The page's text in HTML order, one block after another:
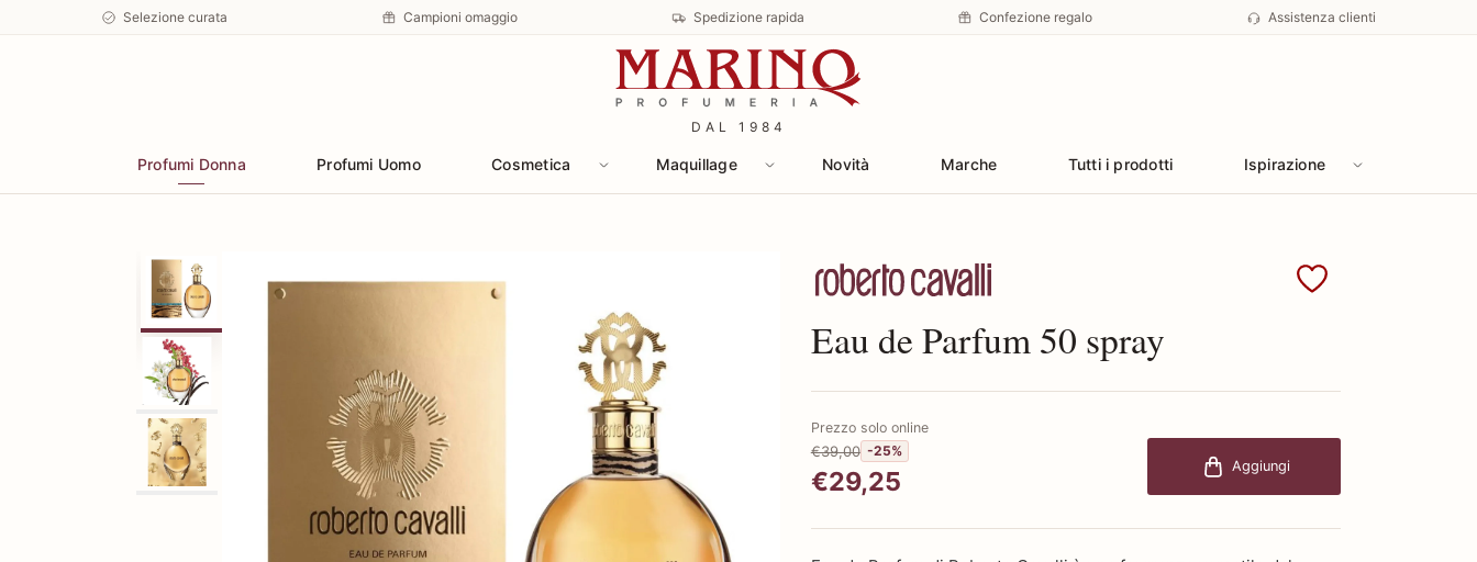
Selezione curata Campioni omaggio Spedizione rapida Confezione regalo Assistenza clienti
DAL 1984
Profumi Donna Profumi Uomo Cosmetica Maquillage Novità Marche Tutti i prodotti Ispirazione
Scopri i prodotti Roberto Cavalli
Eau de Parfum 50 spray
Prezzo solo online
€39,00 -25%
€29,25 Aggiungi